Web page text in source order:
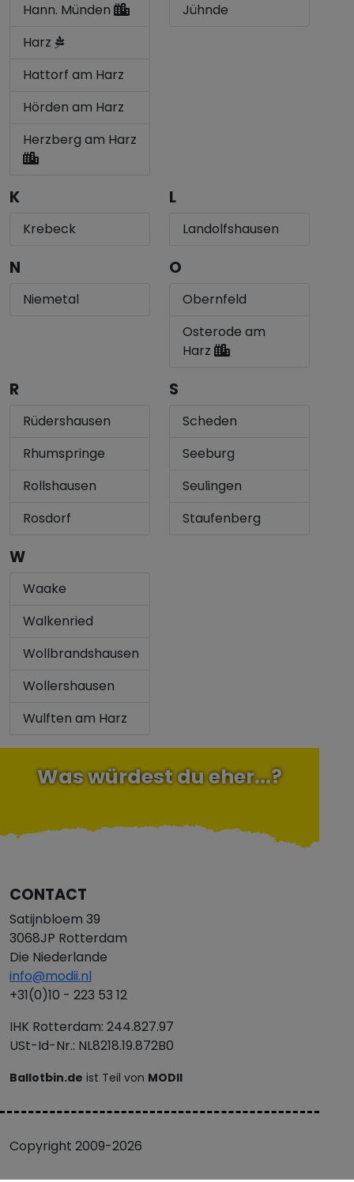
Hann. Münden
Harz
Hattorf am Harz
Hörden am Harz
Herzberg am Harz
Jühnde
K
Krebeck
L
Landolfshausen
N
Niemetal
O
Obernfeld
Osterode am
Harz
R
Rüdershausen
Rhumspringe
Rollshausen
Rosdorf
S
Scheden
Seeburg
Seulingen
Staufenberg
W
Waake
Walkenried
Wollbrandshausen
Wollershausen
Wulften am Harz
Was würdest du eher...?
CONTACT
Satijnbloem 39
3068JP Rotterdam
Die Niederlande
info@modii.nl
+31(0)10 - 223 53 12
IHK Rotterdam: 244.827.97
USt-Id-Nr.: NL8218.19.872B0
Ballotbin.de ist Teil von MODII
Copyright 2009-2026